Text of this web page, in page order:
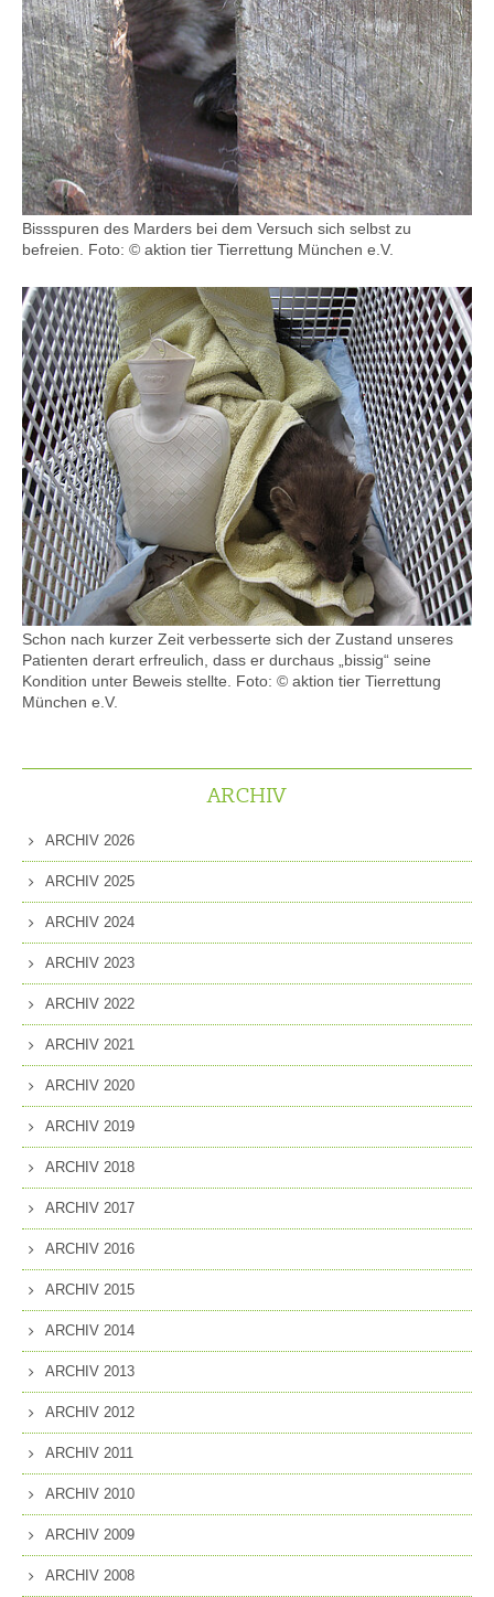
Bissspuren des Marders bei dem Versuch sich selbst zu
befreien. Foto: © aktion tier Tierrettung München e.V.
Schon nach kurzer Zeit verbesserte sich der Zustand unseres
Patienten derart erfreulich, dass er durchaus „bissig“ seine
Kondition unter Beweis stellte. Foto: © aktion tier Tierrettung
München e.V.
ARCHIV
ARCHIV 2026
ARCHIV 2025
ARCHIV 2024
ARCHIV 2023
ARCHIV 2022
ARCHIV 2021
ARCHIV 2020
ARCHIV 2019
ARCHIV 2018
ARCHIV 2017
ARCHIV 2016
ARCHIV 2015
ARCHIV 2014
ARCHIV 2013
ARCHIV 2012
ARCHIV 2011
ARCHIV 2010
ARCHIV 2009
ARCHIV 2008